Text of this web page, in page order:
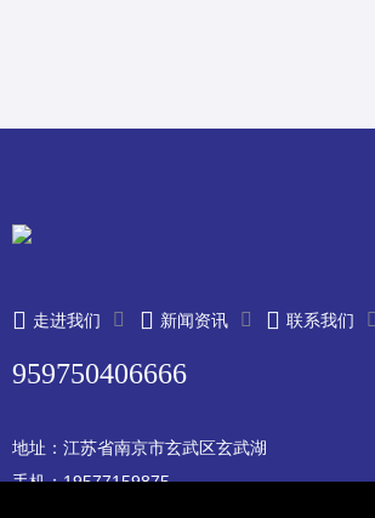
走进我们 新闻资讯 联系我们
959750406666
地址：江苏省南京市玄武区玄武湖
手机：19577159875